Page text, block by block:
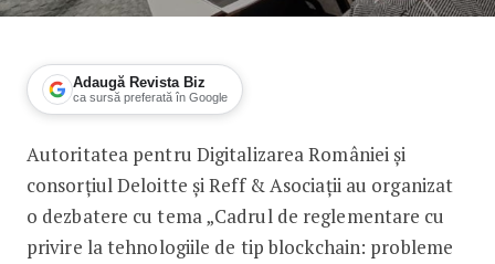
Adaugă Revista Biz
ca sursă preferată în Google
Autoritatea pentru Digitalizarea
Autoritatea pentru Digitalizarea României și
consorțiul Deloitte și Reff & Asociații au organizat
o dezbatere cu tema „Cadrul de reglementare cu
privire la tehnologiile de tip blockchain: probleme